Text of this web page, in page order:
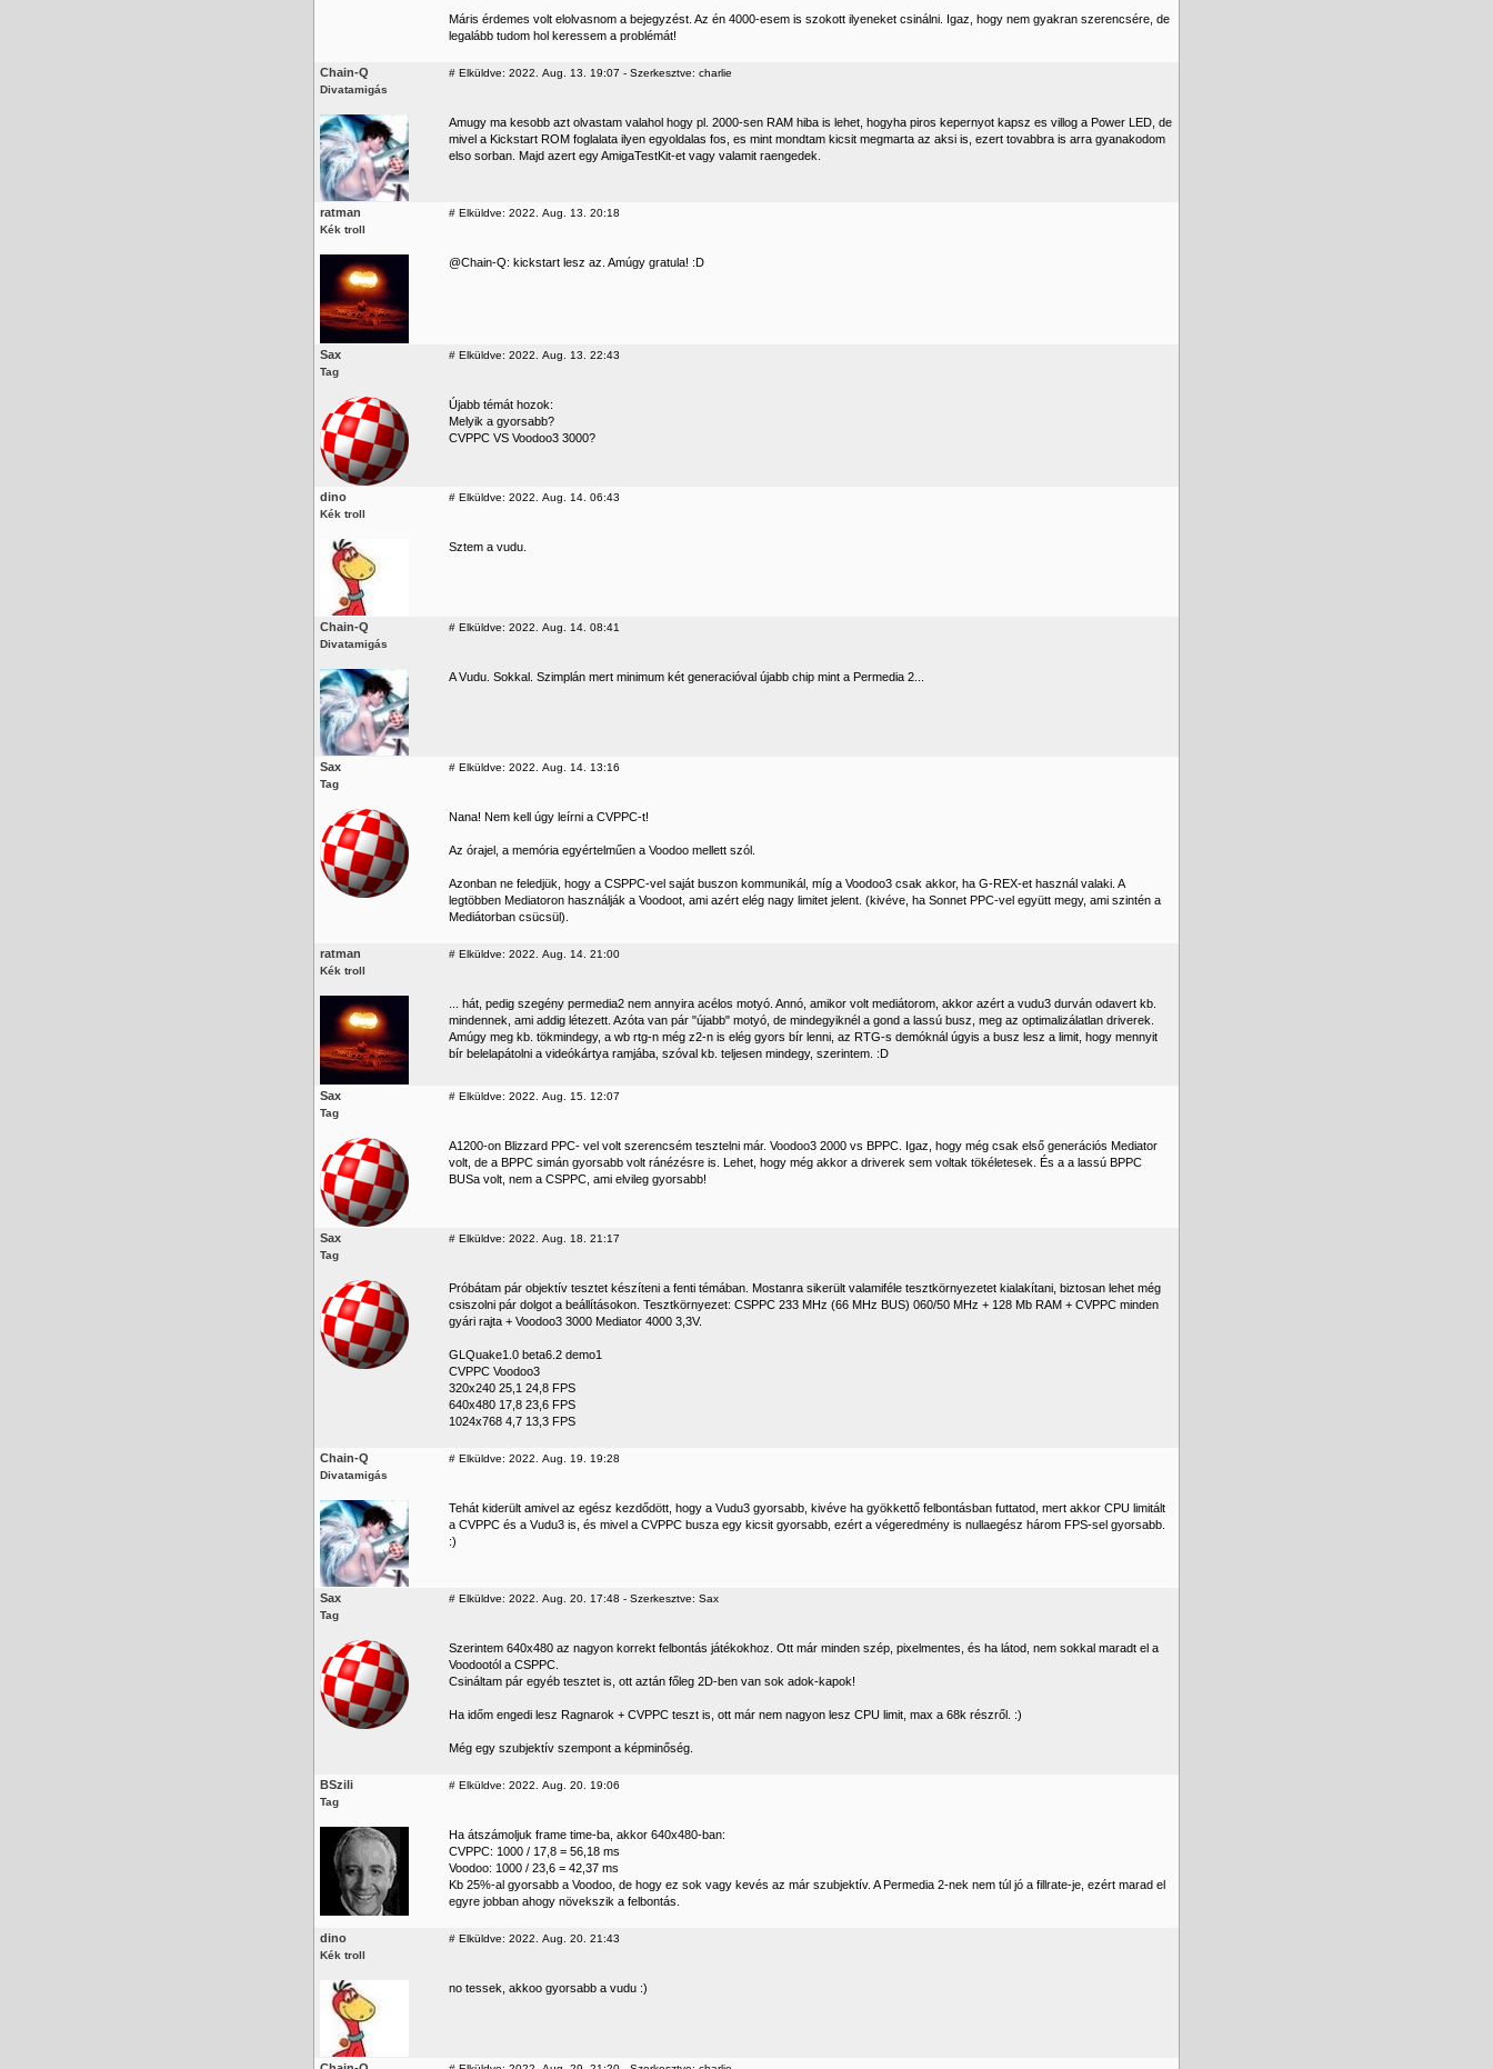
Máris érdemes volt elolvasnom a bejegyzést. Az én 4000-esem is szokott ilyeneket csinálni. Igaz, hogy nem gyakran szerencsére, de
legalább tudom hol keressem a problémát!
Chain-Q
Divatamigás
# Elküldve: 2022. Aug. 13. 19:07 - Szerkesztve: charlie
Amugy ma kesobb azt olvastam valahol hogy pl. 2000-sen RAM hiba is lehet, hogyha piros kepernyot kapsz es villog a Power LED, de
mivel a Kickstart ROM foglalata ilyen egyoldalas fos, es mint mondtam kicsit megmarta az aksi is, ezert tovabbra is arra gyanakodom
elso sorban. Majd azert egy AmigaTestKit-et vagy valamit raengedek.
ratman
Kék troll
# Elküldve: 2022. Aug. 13. 20:18
@Chain-Q: kickstart lesz az. Amúgy gratula! :D
Sax
Tag
# Elküldve: 2022. Aug. 13. 22:43
Újabb témát hozok:
Melyik a gyorsabb?
CVPPC VS Voodoo3 3000?
dino
Kék troll
# Elküldve: 2022. Aug. 14. 06:43
Sztem a vudu.
Chain-Q
Divatamigás
# Elküldve: 2022. Aug. 14. 08:41
A Vudu. Sokkal. Szimplán mert minimum két generacióval újabb chip mint a Permedia 2...
Sax
Tag
# Elküldve: 2022. Aug. 14. 13:16
Nana! Nem kell úgy leírni a CVPPC-t!
Az órajel, a memória egyértelműen a Voodoo mellett szól.
Azonban ne feledjük, hogy a CSPPC-vel saját buszon kommunikál, míg a Voodoo3 csak akkor, ha G-REX-et használ valaki. A
legtöbben Mediatoron használják a Voodoot, ami azért elég nagy limitet jelent. (kivéve, ha Sonnet PPC-vel együtt megy, ami szintén a
Mediátorban csücsül).
ratman
Kék troll
# Elküldve: 2022. Aug. 14. 21:00
... hát, pedig szegény permedia2 nem annyira acélos motyó. Annó, amikor volt mediátorom, akkor azért a vudu3 durván odavert kb.
mindennek, ami addig létezett. Azóta van pár "újabb" motyó, de mindegyiknél a gond a lassú busz, meg az optimalizálatlan driverek.
Amúgy meg kb. tökmindegy, a wb rtg-n még z2-n is elég gyors bír lenni, az RTG-s demóknál úgyis a busz lesz a limit, hogy mennyit
bír belelapátolni a videókártya ramjába, szóval kb. teljesen mindegy, szerintem. :D
Sax
Tag
# Elküldve: 2022. Aug. 15. 12:07
A1200-on Blizzard PPC- vel volt szerencsém tesztelni már. Voodoo3 2000 vs BPPC. Igaz, hogy még csak első generációs Mediator
volt, de a BPPC simán gyorsabb volt ránézésre is. Lehet, hogy még akkor a driverek sem voltak tökéletesek. És a a lassú BPPC
BUSa volt, nem a CSPPC, ami elvileg gyorsabb!
Sax
Tag
# Elküldve: 2022. Aug. 18. 21:17
Próbátam pár objektív tesztet készíteni a fenti témában. Mostanra sikerült valamiféle tesztkörnyezetet kialakítani, biztosan lehet még
csiszolni pár dolgot a beállításokon. Tesztkörnyezet: CSPPC 233 MHz (66 MHz BUS) 060/50 MHz + 128 Mb RAM + CVPPC minden
gyári rajta + Voodoo3 3000 Mediator 4000 3,3V.
GLQuake1.0 beta6.2 demo1
CVPPC Voodoo3
320x240 25,1 24,8 FPS
640x480 17,8 23,6 FPS
1024x768 4,7 13,3 FPS
Chain-Q
Divatamigás
# Elküldve: 2022. Aug. 19. 19:28
Tehát kiderült amivel az egész kezdődött, hogy a Vudu3 gyorsabb, kivéve ha gyökkettő felbontásban futtatod, mert akkor CPU limitált
a CVPPC és a Vudu3 is, és mivel a CVPPC busza egy kicsit gyorsabb, ezért a végeredmény is nullaegész három FPS-sel gyorsabb.
:)
Sax
Tag
# Elküldve: 2022. Aug. 20. 17:48 - Szerkesztve: Sax
Szerintem 640x480 az nagyon korrekt felbontás játékokhoz. Ott már minden szép, pixelmentes, és ha látod, nem sokkal maradt el a
Voodootól a CSPPC.
Csináltam pár egyéb tesztet is, ott aztán főleg 2D-ben van sok adok-kapok!
Ha időm engedi lesz Ragnarok + CVPPC teszt is, ott már nem nagyon lesz CPU limit, max a 68k részről. :)
Még egy szubjektív szempont a képminőség.
BSzili
Tag
# Elküldve: 2022. Aug. 20. 19:06
Ha átszámoljuk frame time-ba, akkor 640x480-ban:
CVPPC: 1000 / 17,8 = 56,18 ms
Voodoo: 1000 / 23,6 = 42,37 ms
Kb 25%-al gyorsabb a Voodoo, de hogy ez sok vagy kevés az már szubjektív. A Permedia 2-nek nem túl jó a fillrate-je, ezért marad el
egyre jobban ahogy növekszik a felbontás.
dino
Kék troll
# Elküldve: 2022. Aug. 20. 21:43
no tessek, akkoo gyorsabb a vudu :)